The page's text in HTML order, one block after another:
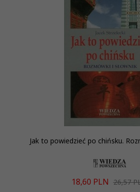
Jak to powiedzieć po chińsku.
18,60 PLN 26,57